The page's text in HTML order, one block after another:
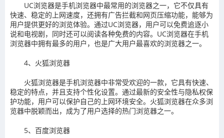
UC浏览器是手机浏览器中最常用的浏览器之一，它不仅具有
快速、稳定的上网速度，还拥有广告拦截和网页压缩功能，能够为
用户提供更好的浏览体验。通过UC浏览器，用户可以免费追逐小
说和电视剧，同时还可以阅读各种免费的内容。UC浏览器在手机
浏览器中拥有最多的用户，也是广大用户最喜欢的浏览器之一。
4、火狐浏览器
火狐浏览器是手机浏览器中非常受欢迎的一款，它具有快速、
稳定的特点，并且支持个性化设置。通过最新的安全性与隐私权保
护功能，用户可以保护自己的上网环境安全。火狐浏览器在众多浏
览器中脱颖而出，成为了用户选择的热门浏览器之一。
5、百度浏览器